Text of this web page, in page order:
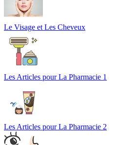
Le Visage et Les Cheveux
Les Articles pour La Pharmacie 1
Les Articles pour La Pharmacie 2